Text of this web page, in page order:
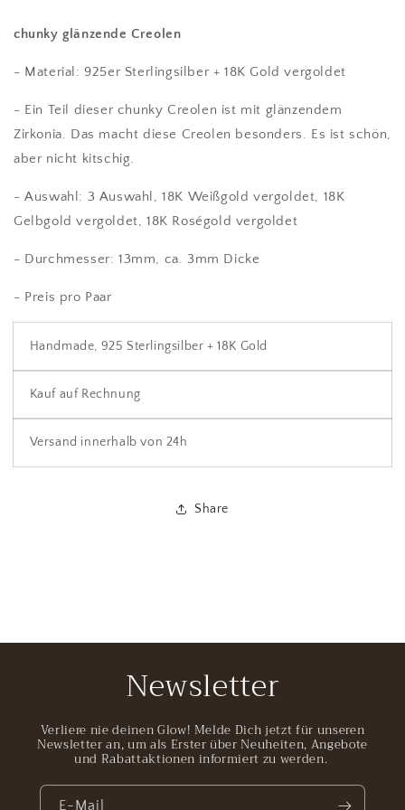
chunky glänzende Creolen
- Material: 925er Sterlingsilber + 18K Gold vergoldet
- Ein Teil dieser chunky Creolen ist mit glänzendem
Zirkonia. Das macht diese Creolen besonders. Es ist schön,
aber nicht kitschig.
- Auswahl: 3 Auswahl, 18K Weißgold vergoldet, 18K
Gelbgold vergoldet, 18K Roségold vergoldet
- Durchmesser: 13mm, ca. 3mm Dicke
- Preis pro Paar
Handmade, 925 Sterlingsilber + 18K Gold
Kauf auf Rechnung
Versand innerhalb von 24h
Share
Newsletter
Verliere nie deinen Glow! Melde Dich jetzt für unseren
Newsletter an, um als Erster über Neuheiten, Angebote
und Rabattaktionen informiert zu werden.
E-Mail